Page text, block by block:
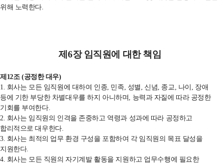
위해 노력한다
제6장 임직원에 대한 책임
제 12조(공정한 대우)
1. 회사는 모든 임직원에 대하여 인종 민족 성별 신념 종교 나이
장애
등에 기한 부당한 차별대우를 하지 아니하며, 능력과 자질에 따라 공정한
기회를 부여한다.
2. 회사는 임직원의 인격을 존중하고 역령과 성과에 따라 공정하고
합리적으로 대우한다.
3. 회사는 최적의 업무 환경 구성을 포함하여 각 임직원의 목표 달성을
지원한다.
4. 회사는 모든 직원의 자기계발 활동을 지원하고 업무수행에 필요한